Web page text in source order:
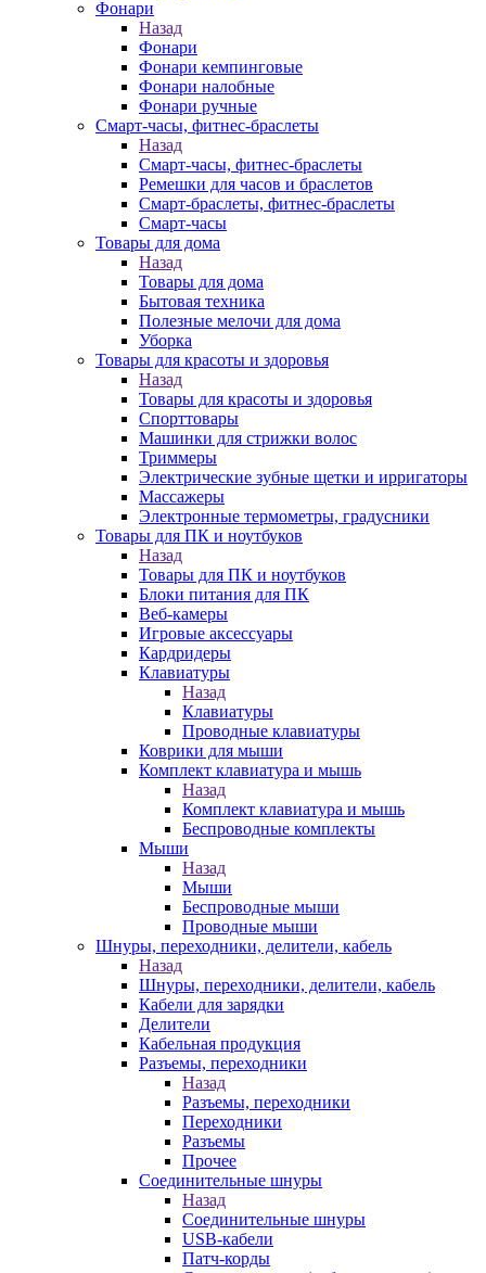
Фонари
Назад
Фонари
Фонари кемпинговые
Фонари налобные
Фонари ручные
Смарт-часы, фитнес-браслеты
Назад
Смарт-часы, фитнес-браслеты
Ремешки для часов и браслетов
Смарт-браслеты, фитнес-браслеты
Смарт-часы
Товары для дома
Назад
Товары для дома
Бытовая техника
Полезные мелочи для дома
Уборка
Товары для красоты и здоровья
Назад
Товары для красоты и здоровья
Спорттовары
Машинки для стрижки волос
Триммеры
Электрические зубные щетки и ирригаторы
Массажеры
Электронные термометры, градусники
Товары для ПК и ноутбуков
Назад
Товары для ПК и ноутбуков
Блоки питания для ПК
Веб-камеры
Игровые аксессуары
Кардридеры
Клавиатуры
Назад
Клавиатуры
Проводные клавиатуры
Коврики для мыши
Комплект клавиатура и мышь
Назад
Комплект клавиатура и мышь
Беспроводные комплекты
Мыши
Назад
Мыши
Беспроводные мыши
Проводные мыши
Шнуры, переходники, делители, кабель
Назад
Шнуры, переходники, делители, кабель
Кабели для зарядки
Делители
Кабельная продукция
Разъемы, переходники
Назад
Разъемы, переходники
Переходники
Разъемы
Прочее
Соединительные шнуры
Назад
Соединительные шнуры
USB-кабели
Патч-корды